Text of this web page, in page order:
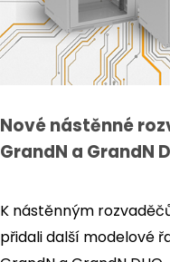
Nové nástěnné
GrandN a GrandN
K nástěnným
přidali další modelové